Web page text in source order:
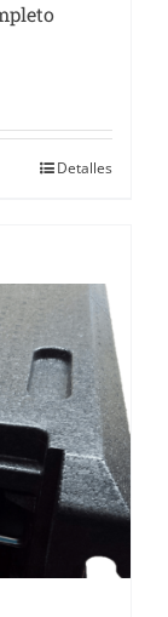
Detalles